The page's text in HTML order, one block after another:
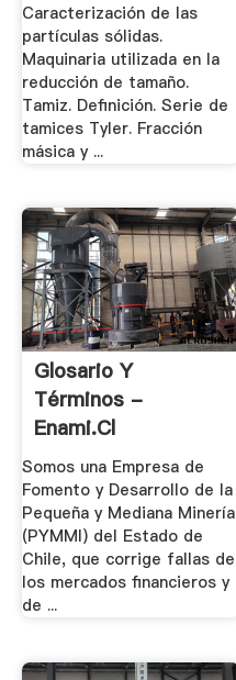
Caracterización de las
partículas sólidas.
Maquinaria utilizada en la
reducción de tamaño.
Tamiz. Definición. Serie de
tamices Tyler. Fracción
másica y ...
Glosario Y
Términos -
Enami.cl
Somos una Empresa de
Fomento y Desarrollo de la
Pequeña y Mediana Minería
(PYMMI) del Estado de
Chile, que corrige fallas de
los mercados financieros y
de ...